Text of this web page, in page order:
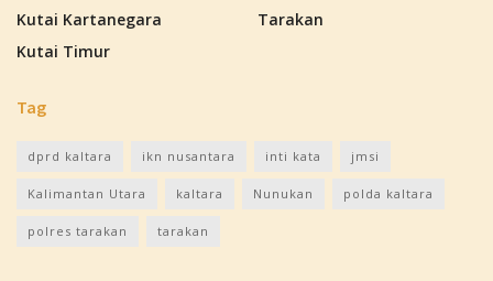
Kutai Kartanegara
Kutai Timur
Tarakan
Tag
dprd kaltara ikn nusantara inti kata jmsi
Kalimantan Utara kaltara Nunukan polda kaltara
polres tarakan tarakan